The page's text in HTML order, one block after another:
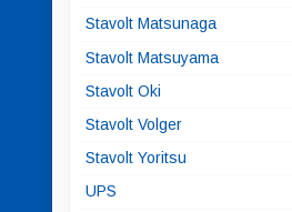
Stavolt Matsunaga
Matsunaga China
Matsunaga Jepang
Stavolt Matsuyama
Stavolt Oki
Stavolt Volger
Stavolt Yoritsu
UPS